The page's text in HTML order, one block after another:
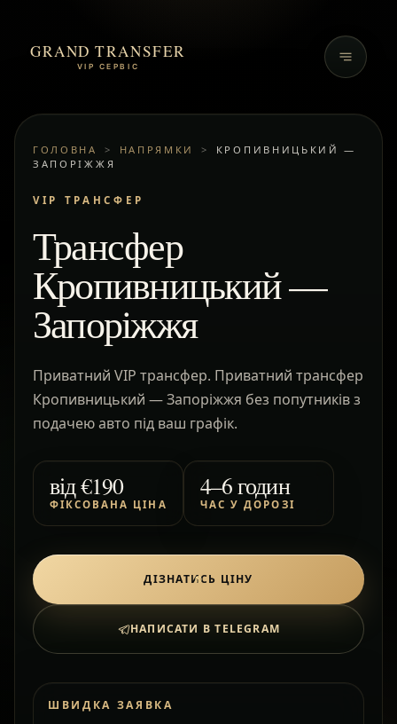
GRAND TRANSFER
VIP СЕРВІС
ГОЛОВНА > НАПРЯМКИ >
КРОПИВНИЦЬКИЙ —
ЗАПОРІЖЖЯ
VIP ТРАНСФЕР
Трансфер
Кропивницький —
Запоріжжя
Приватний VIP трансфер. Приватний трансфер
Кропивницький — Запоріжжя без попутників з
подачею авто під ваш графік.
від€190
ФІКСОВАНА ЦІНА
4–6 годин
ЧАС У ДОРОЗІ
ДІЗНАТИСЬ ЦІНУ
НАПИСАТИ В TELEGRAM
ШВИДКА ЗАЯВКА